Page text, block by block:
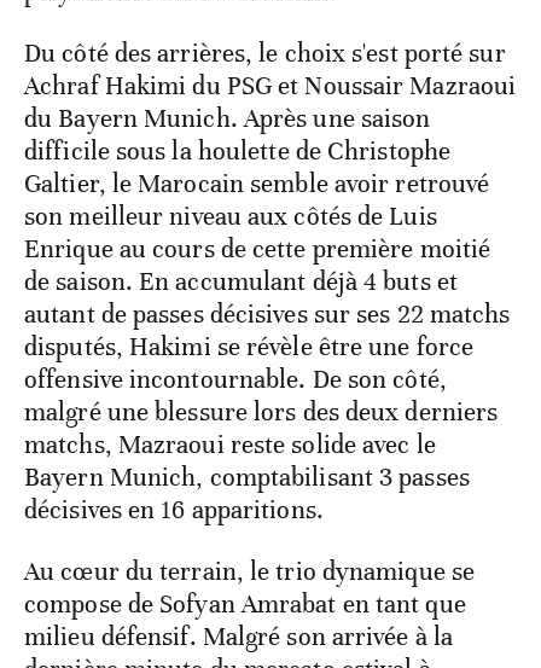
Du côté des arrières, le choix s'est porté sur
Achraf Hakimi du PSG et Noussair Mazraoui
du Bayern Munich. Après une saison
difficile sous la houlette de Christophe
Galtier, le Marocain semble avoir retrouvé
son meilleur niveau aux côtés de Luis
Enrique au cours de cette première moitié
de saison. En accumulant déjà 4 buts et
autant de passes décisives sur ses 22 matchs
disputés, Hakimi se révèle être une force
offensive incontournable. De son côté,
malgré une blessure lors des deux derniers
matchs, Mazraoui reste solide avec le
Bayern Munich, comptabilisant 3 passes
décisives en 16 apparitions.
Au cœur du terrain, le trio dynamique se
compose de Sofyan Amrabat en tant que
milieu défensif. Malgré son arrivée à la